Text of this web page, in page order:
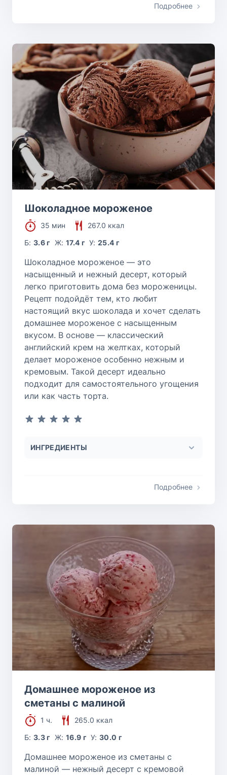
Подробнее
Шоколадное мороженое
35 мин
267.0 ккал
Б:3.6 г Ж: 17.4 г У:25.4 г
Шоколадное мороженое — это
насыщенный и нежный десерт, который
легко приготовить дома без мороженицы.
Рецепт подойдёт тем, кто любит
настоящий вкус шоколада и хочет сделать
домашнее мороженое с насыщенным
вкусом. В основе — классический
английский крем на желтках, который
делает мороженое особенно нежным и
кремовым. Такой десерт идеально
подходит для самостоятельного угощения
или как часть торта.
ИНГРЕДИЕНТЫ
Подробнее
Домашнее мороженое из
сметаны с малиной
1 ч.
265.0 ккал
Б:3.3 г Ж: 16.9 г У:30.0 г
Домашнее мороженое из сметаны с
малиной — нежный десерт с кремовой